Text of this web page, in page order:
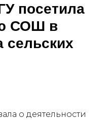
посетила
СОШ в
о деятельности